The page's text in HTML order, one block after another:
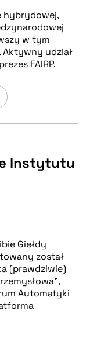
hybrydowej,
w tym
Aktywny udział
FAIRP.
Instytutu
Giełdy
został
(prawdziwie)
Automatyki